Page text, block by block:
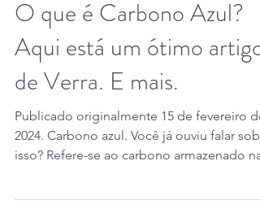
9° da Retrospectiva 2024.
O que é Carbono Azul?
Aqui está um ótimo artigo
de Verra. E mais.
Publicado originalmente 15 de fevereiro de